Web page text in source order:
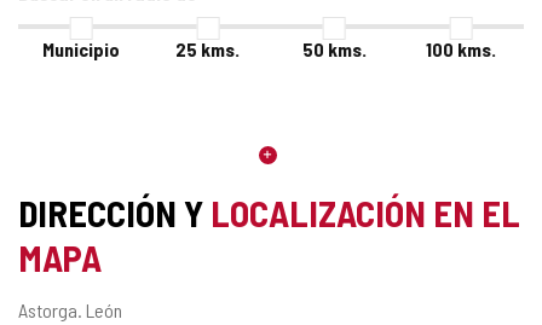
Municipio 25 kms. 50 kms. 100 kms.
DIRECCIÓN Y LOCALIZACIÓN EN EL
MAPA
Dirección
Astorga. León